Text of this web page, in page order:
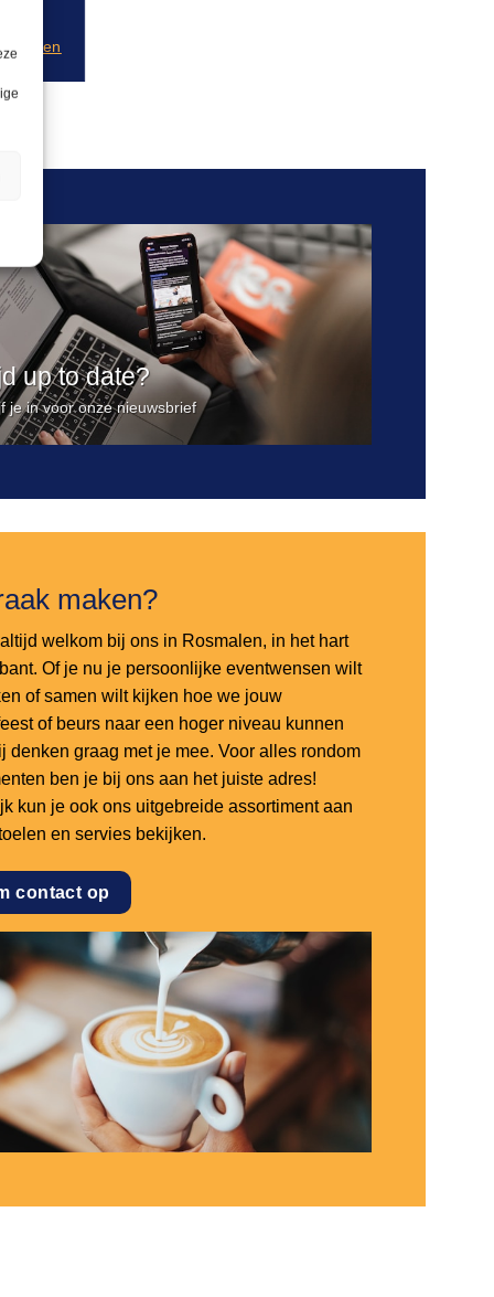
up to date?
je in voor onze nieuwsbrief
maken?
welkom bij ons in Rosmalen, in het hart
Of je nu je persoonlijke eventwensen wilt
of samen wilt kijken hoe we jouw
of beurs naar een hoger niveau kunnen
denken graag met je mee. Voor alles rondom
ben je bij ons aan het juiste adres!
kun je ook ons uitgebreide assortiment aan
en servies bekijken.
contact op